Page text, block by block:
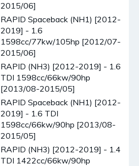
2015/06]
RAPID Spaceback (NH1) [2012-
2019] - 1.6
1598cc/77kw/105hp [2012/07-
2015/06]
RAPID (NH3) [2012-2019] - 1.6
TDI 1598cc/66kw/90hp
[2013/08-2015/05]
RAPID Spaceback (NH1) [2012-
2019] - 1.6 TDI
1598cc/66kw/90hp [2013/08-
2015/05]
RAPID (NH3) [2012-2019] - 1.4
TDI 1422cc/66kw/90hp